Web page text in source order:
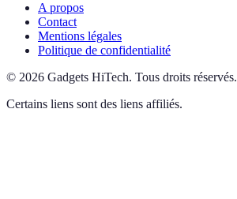
A propos
Contact
Mentions légales
Politique de confidentialité
© 2026 Gadgets HiTech. Tous droits réservés.
Certains liens sont des liens affiliés.